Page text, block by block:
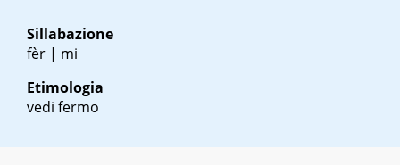
Sillabazione
fèr | mi
Etimologia
vedi fermo